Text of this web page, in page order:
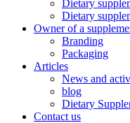
Dietary
Dietary
Owner of a
Branding
Packaging
Articles
News and
blog
Dietary
Contact us